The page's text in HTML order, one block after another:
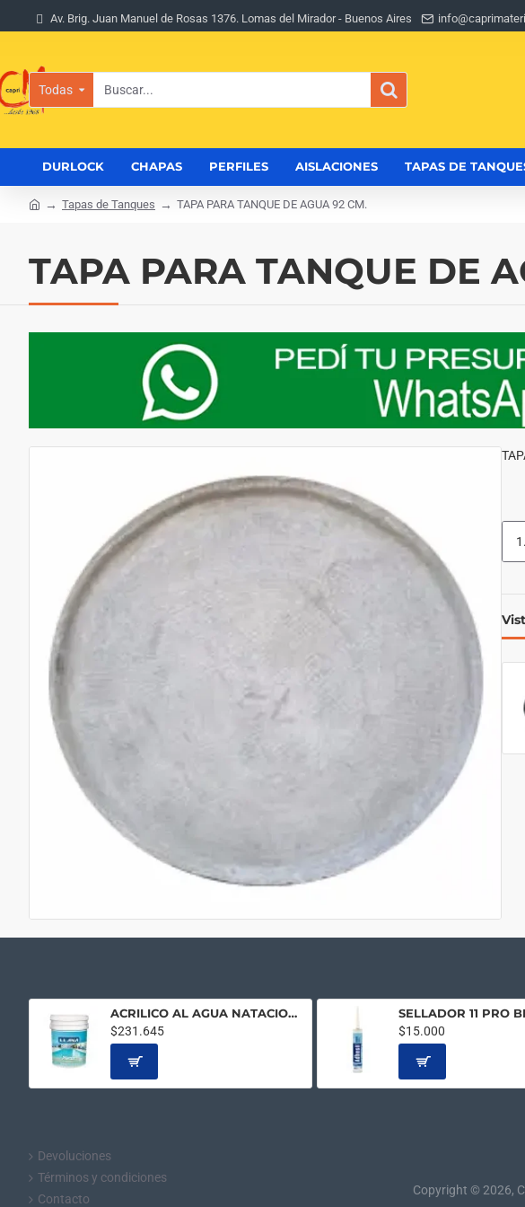
Av. Brig. Juan Manuel de Rosas 1376. Lomas del Mirador - Buenos Aires
Todas
Buscar...
DURLOCK CHAPAS PERFILES AISLACIONES TAPAS DE
TAPA PARA TANQUE DE
e
Tapas de Tanques TAPA PARA TANQUE DE AGUA 92 CM.
ACRILICO AL AGUA NATACION AZUL 20LTS
$231.645
SELLADOR 11 PRO
$15.000
Devoluciones
Términos y condiciones
Contacto
Copyright © 2026,